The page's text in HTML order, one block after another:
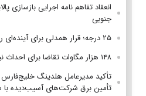
انعقاد تفاهم نامه اجرایی بازسازی
جنوبی
۲۵ درجه؛ قرار همدلی برای آینده‌ای روشن
۱۴۸ هزار مگاوات تقاضا برای احداث نیروگاه ثبت شد
تأکید مدیرعامل هلدینگ
تأمین برق شرکت‌های آسیب‌دیده با